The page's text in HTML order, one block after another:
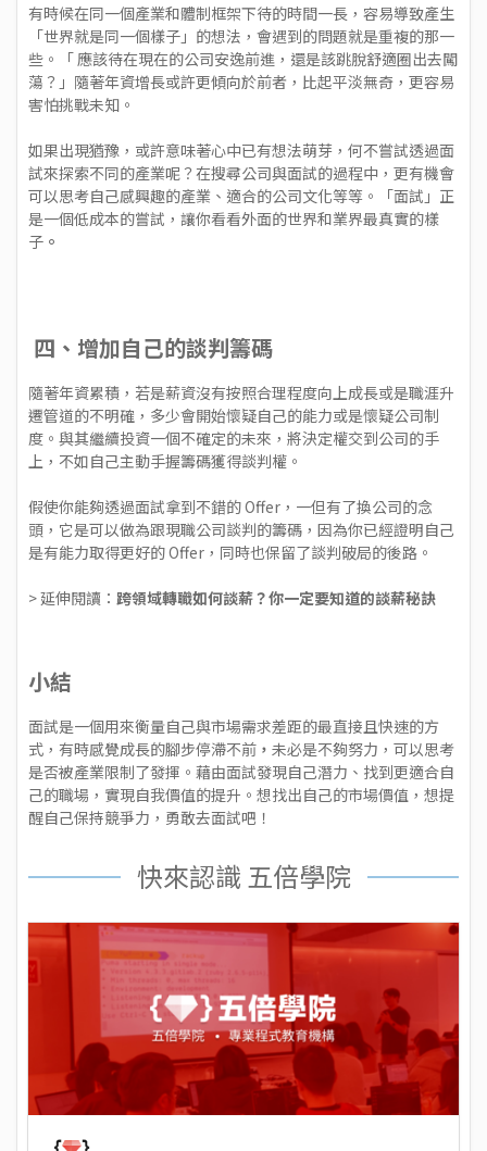
有時候在同一個產業和體制框架下待的時間一長，容易導致產生
「世界就是同一個樣子」的想法，會遇到的問題就是重複的那一
些。「 應該待在現在的公司安逸前進，還是該跳脫舒適圈出去闖
蕩？」隨著年資增長或許更傾向於前者，比起平淡無奇，更容易
害怕挑戰未知。
如果出現猶豫，或許意味著心中已有想法萌芽，何不嘗試透過面
試來探索不同的產業呢？在搜尋公司與面試的過程中，更有機會
可以思考自己感興趣的產業、適合的公司文化等等。「面試」正
是一個低成本的嘗試，讓你看看外面的世界和業界最真實的樣
子 。
四、增加自己的談判籌碼
隨著年資累積，若是薪資沒有按照合理程度向上成長或是職涯升
遷管道的不明確，多少會開始懷疑自己的能力或是懷疑公司制
度。與其繼續投資一個不確定的未來，將決定權交到公司的手
上，不如自己主動手握籌碼獲得談判權。
假使你能夠透過面試拿到不錯的 Offer，一但有了換公司的念
頭，它是可以做為跟現職公司談判的籌碼，因為你已經證明自己
是有能力取得更好的 Offer，同時也保留了談判破局的後路。
> 延伸閱讀： 跨領域轉職如何談薪？你一定要知道的談薪秘訣
小結
面試是一個用來衡量自己與市場需求差距的最直接且快速的方
式，有時感覺成長的腳步停滯不前 ， 未必是不夠努力，可以思考
是否被產業限制了發揮。藉由面試發現自己潛力、找到更適合自
己的職場，實現自我價值的提升。想找出自己的市場價值，想提
醒自己保持競爭力，勇敢去面試吧！
快來認識 五倍學院